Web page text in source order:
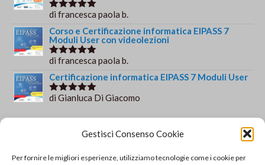
Gestisci Consenso Cookie
Per fornire le migliori esperienze, utilizziamo tecnologie come i cookie per
Valutato5
di francesca paola b.
Corso e Certificazione informatica EIPASS 7
Moduli User con videolezioni
Valutato5
di francesca paola b.
Certificazione informatica EIPASS 7 Moduli User
Valutato5
di Gianluca Di Giacomo
84013 Cava de' Tirreni